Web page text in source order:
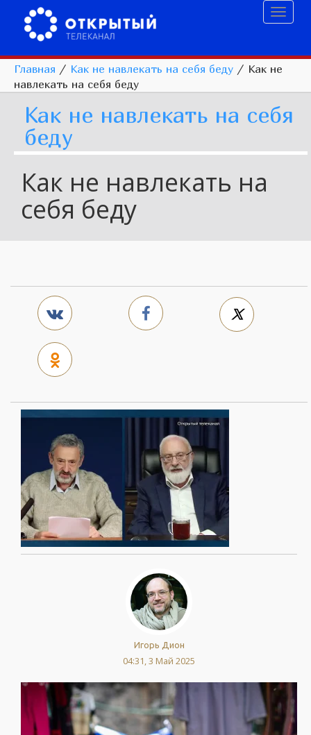
Главная / Как не навлекать на себя беду / Как не
навлекать на себя беду
Как не навлекать на себя
беду
Как не навлекать на
себя беду
Игорь Дион
04:31, 3 Май 2025